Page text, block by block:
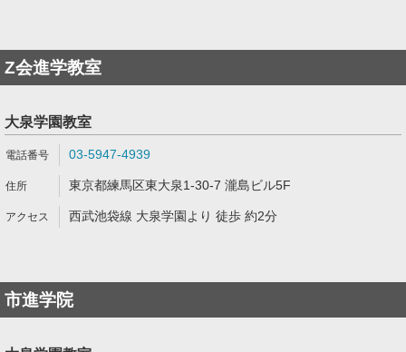
Z会進学教室
大泉学園教室
03-5947-4939
東京都練馬区東大泉1-30-7 瀧島ビル5F
西武池袋線 大泉学園より 徒歩 約2分
市進学院